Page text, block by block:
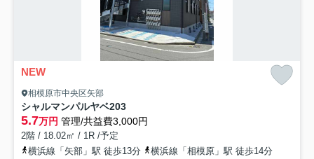
NEW
相模原市中央区矢部
シャルマンパルヤベ203
5.7万円 管理/共益費3,000円
2階 / 18.02㎡ / 1R /予定
横浜線「矢部」駅 徒歩13分
横浜線「相模原」駅 徒歩14分